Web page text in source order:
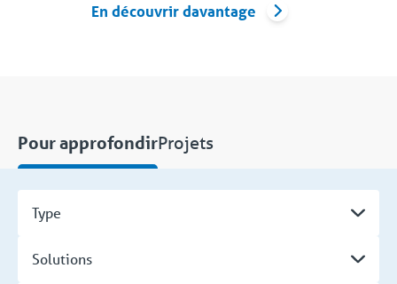
En découvrir davantage
Pour approfondirProjets
Type
Solutions